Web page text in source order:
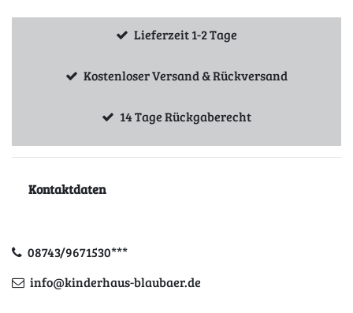
Lieferzeit 1-2 Tage
Kostenloser Versand & Rückversand
14 Tage Rückgaberecht
Kontaktdaten
08743/9671530***
info@kinderhaus-blaubaer.de